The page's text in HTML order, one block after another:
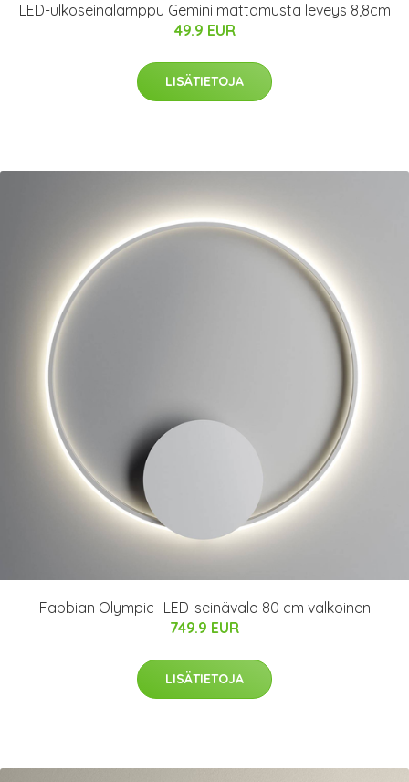
LED-ulkoseinälamppu Gemini mattamusta leveys 8,8cm
49.9 EUR
LISÄTIETOJA
Fabbian Olympic -LED-seinävalo 80 cm valkoinen
749.9 EUR
LISÄTIETOJA